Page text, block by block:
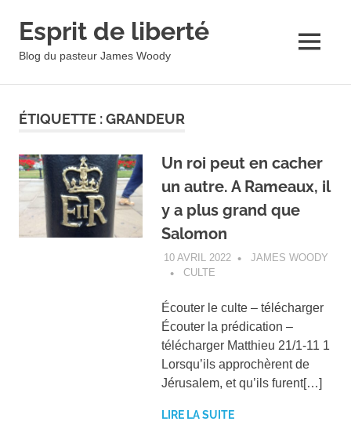
Esprit de liberté
Blog du pasteur James Woody MENU
ÉTIQUETTE :GRANDEUR
Un roi peut en cacher
un autre. A Rameaux, il
y a plus grand que
Salomon
10 AVRIL 2022
JAMES WOODY
CULTE
Écouter le culte – télécharger
Écouter la prédication –
télécharger Matthieu 21/1-11 1
Lorsqu’ils approchèrent de
Jérusalem, et qu’ils furent[…]
LIRE LA SUITE